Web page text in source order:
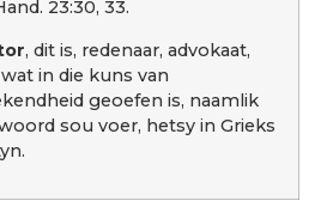
23:30, 33.
, dit is, redenaar, advokaat,
in die kuns van
geoefen is, naamlik
sou voer, hetsy in Grieks